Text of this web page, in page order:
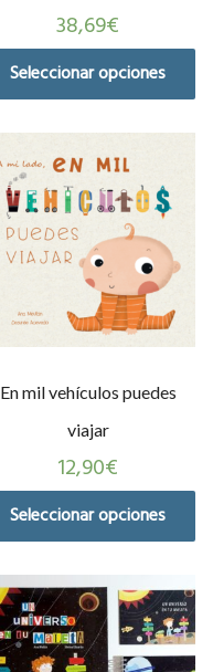
38,69€
Seleccionar opciones
En mil vehículos puedes
viajar
12,90€
Seleccionar opciones